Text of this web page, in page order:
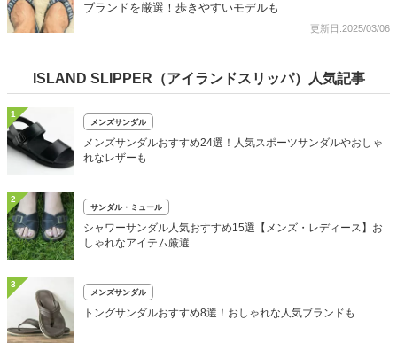
ブランドを厳選！歩きやすいモデルも
更新日:2025/03/06
ISLAND SLIPPER（アイランドスリッパ）人気記事
1
メンズサンダル
メンズサンダルおすすめ24選！人気スポーツサンダルやおしゃ
れなレザーも
2
サンダル・ミュール
シャワーサンダル人気おすすめ15選【メンズ・レディース】お
しゃれなアイテム厳選
3
メンズサンダル
トングサンダルおすすめ8選！おしゃれな人気ブランドも